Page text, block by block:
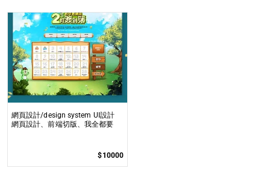
網頁設計/design system UI設計
網頁設計、前端切版、我全都要
$10000